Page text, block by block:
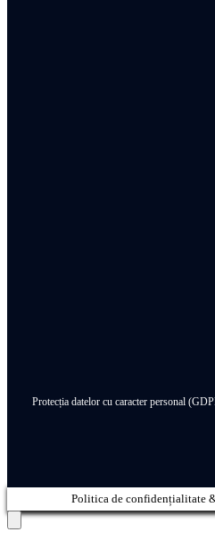
Protecția datelor cu caracter personal
Politica de confidențialitate